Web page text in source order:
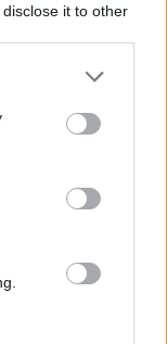
it to other